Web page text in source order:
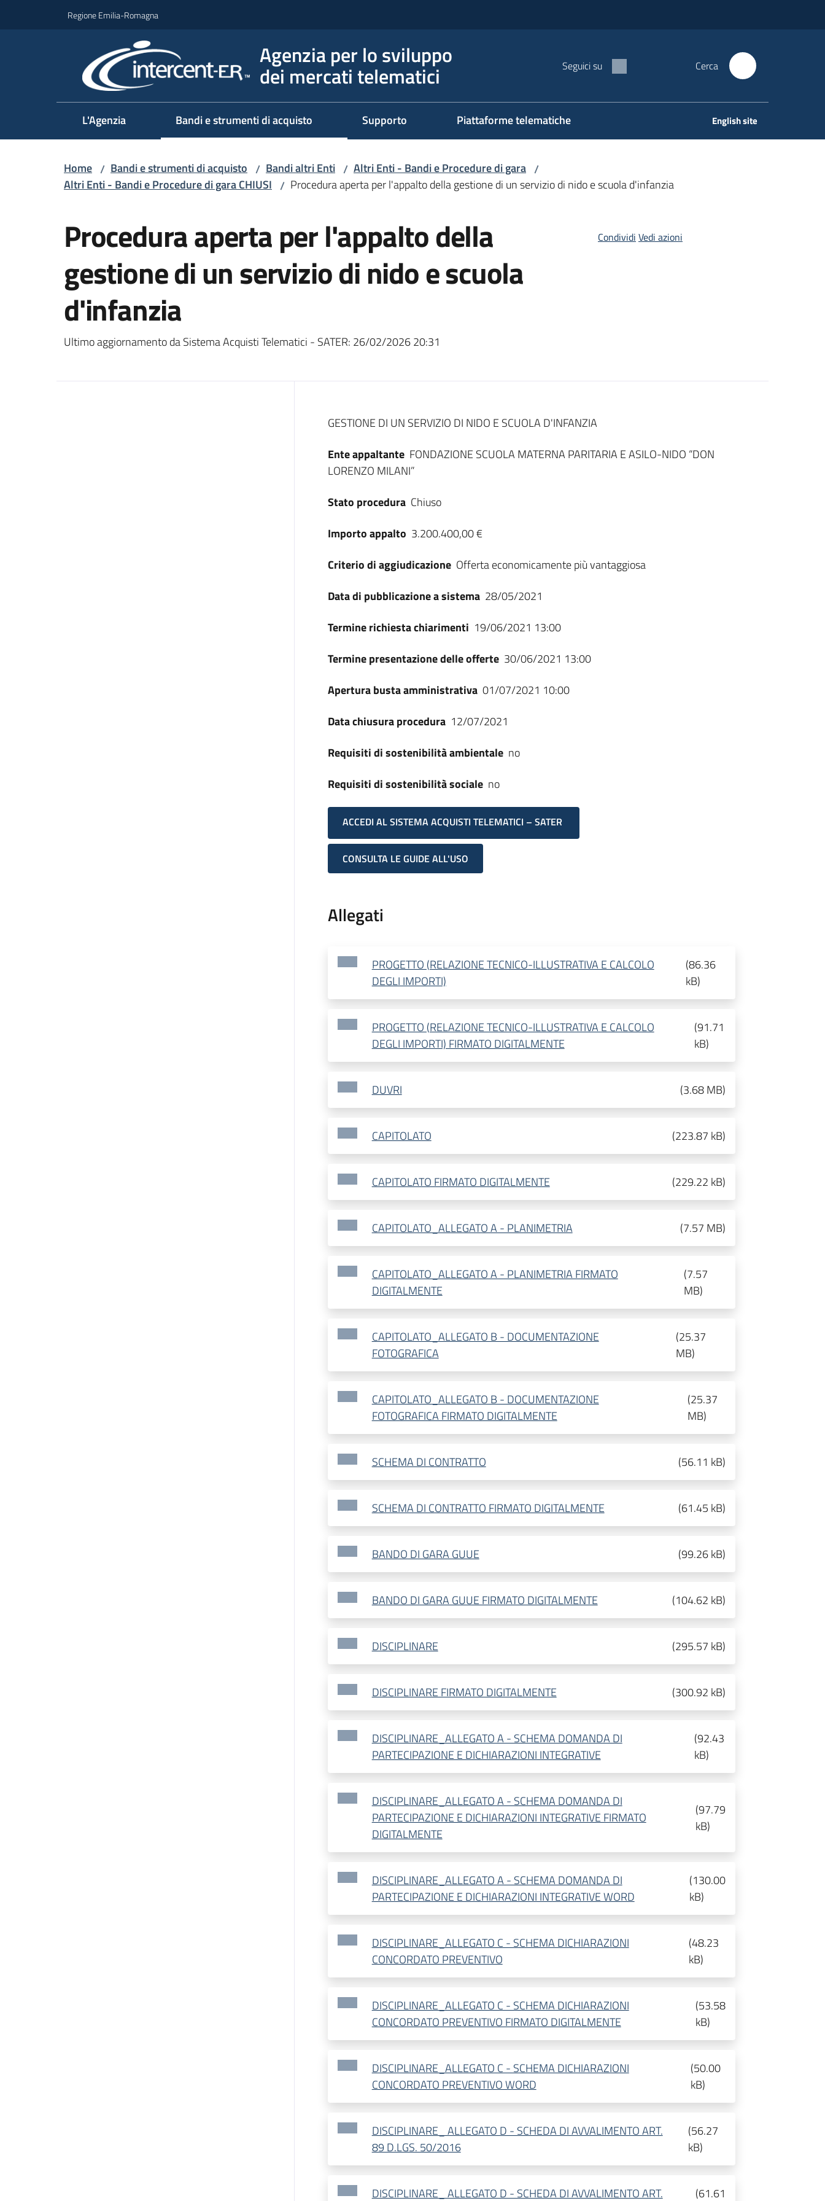
Regione Emilia-Romagna
Agenzia per lo sviluppo
dei mercati telematici Seguici su Cerca
L'Agenzia Bandi e strumenti di acquisto Supporto Piattaforme telematiche English site
Home / Bandi e strumenti di acquisto / Bandi altri Enti / Altri Enti - Bandi e Procedure di gara /
Altri Enti - Bandi e Procedure di gara CHIUSI / Procedura aperta per l'appalto della gestione di un servizio di nido e scuola d'infanzia
Procedura aperta per l'appalto della
gestione di un servizio di nido e scuola
d'infanzia
Ultimo aggiornamento da Sistema Acquisti Telematici - SATER: 26/02/2026 20:31
Condividi Vedi azioni
Dati del bando
GESTIONE DI UN SERVIZIO DI NIDO E SCUOLA D'INFANZIA
Ente appaltante FONDAZIONE SCUOLA MATERNA PARITARIA E ASILO-NIDO “DON
LORENZO MILANI”
Stato procedura Chiuso
Importo appalto 3.200.400,00 €
Criterio di aggiudicazione Offerta economicamente più vantaggiosa
Data di pubblicazione a sistema 28/05/2021
Termine richiesta chiarimenti 19/06/2021 13:00
Termine presentazione delle offerte 30/06/2021 13:00
Apertura busta amministrativa 01/07/2021 10:00
Data chiusura procedura 12/07/2021
Requisiti di sostenibilità ambientale no
Requisiti di sostenibilità sociale no
ACCEDI AL SISTEMA ACQUISTI TELEMATICI – SATER
CONSULTA LE GUIDE ALL'USO
Allegati
PROGETTO (RELAZIONE TECNICO-ILLUSTRATIVA E CALCOLO
DEGLI IMPORTI)
(86.36
kB)
PROGETTO (RELAZIONE TECNICO-ILLUSTRATIVA E CALCOLO
DEGLI IMPORTI) FIRMATO DIGITALMENTE
(91.71
kB)
DUVRI (3.68 MB)
CAPITOLATO (223.87 kB)
CAPITOLATO FIRMATO DIGITALMENTE (229.22 kB)
CAPITOLATO_ALLEGATO A - PLANIMETRIA (7.57 MB)
CAPITOLATO_ALLEGATO A - PLANIMETRIA FIRMATO
DIGITALMENTE
(7.57
MB)
CAPITOLATO_ALLEGATO B - DOCUMENTAZIONE
FOTOGRAFICA
(25.37
MB)
CAPITOLATO_ALLEGATO B - DOCUMENTAZIONE
FOTOGRAFICA FIRMATO DIGITALMENTE
(25.37
MB)
SCHEMA DI CONTRATTO (56.11 kB)
SCHEMA DI CONTRATTO FIRMATO DIGITALMENTE (61.45 kB)
BANDO DI GARA GUUE (99.26 kB)
BANDO DI GARA GUUE FIRMATO DIGITALMENTE (104.62 kB)
DISCIPLINARE (295.57 kB)
DISCIPLINARE FIRMATO DIGITALMENTE (300.92 kB)
DISCIPLINARE_ALLEGATO A - SCHEMA DOMANDA DI
PARTECIPAZIONE E DICHIARAZIONI INTEGRATIVE
(92.43
kB)
DISCIPLINARE_ALLEGATO A - SCHEMA DOMANDA DI
PARTECIPAZIONE E DICHIARAZIONI INTEGRATIVE FIRMATO
DIGITALMENTE
(97.79
kB)
DISCIPLINARE_ALLEGATO A - SCHEMA DOMANDA DI
PARTECIPAZIONE E DICHIARAZIONI INTEGRATIVE WORD
(130.00
kB)
DISCIPLINARE_ALLEGATO C - SCHEMA DICHIARAZIONI
CONCORDATO PREVENTIVO
(48.23
kB)
DISCIPLINARE_ALLEGATO C - SCHEMA DICHIARAZIONI
CONCORDATO PREVENTIVO FIRMATO DIGITALMENTE
(53.58
kB)
DISCIPLINARE_ALLEGATO C - SCHEMA DICHIARAZIONI
CONCORDATO PREVENTIVO WORD
(50.00
kB)
DISCIPLINARE_ ALLEGATO D - SCHEDA DI AVVALIMENTO ART.
89 D.LGS. 50/2016
(56.27
kB)
DISCIPLINARE_ ALLEGATO D - SCHEDA DI AVVALIMENTO ART. (61.61